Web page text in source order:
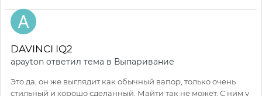
DAVINCI IQ2
apayton ответил тема в Выпаривание
Это да, он же выглядит как обычный вапор, только очень
стильный и хорошо сделанный. Майти так не может. С ним у